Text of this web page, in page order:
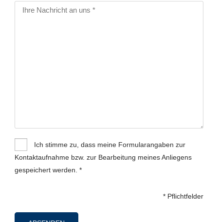
Ich stimme zu, dass meine Formularangaben zur
Kontaktaufnahme bzw. zur Bearbeitung meines Anliegens
gespeichert werden. *
* Pflichtfelder